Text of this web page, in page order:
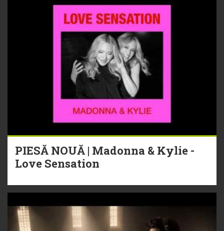
PIESĂ NOUĂ | Madonna & Kylie -
Love Sensation